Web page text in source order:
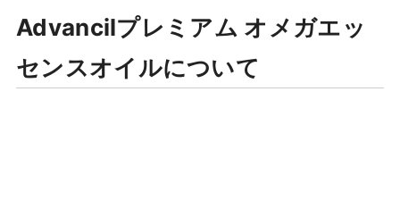
Advancilプレミアム オメガエッ
センスオイルについて